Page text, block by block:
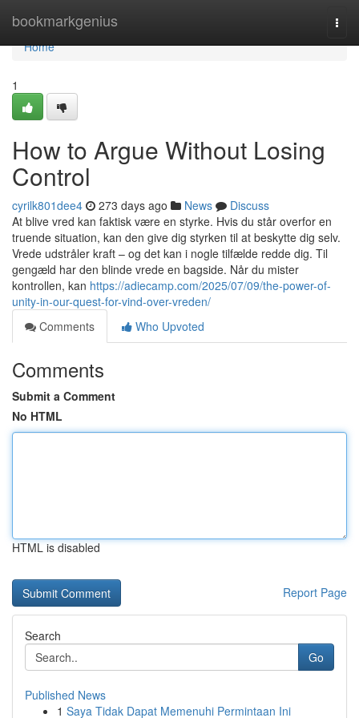
bookmarkgenius
Home
Home
1
How to Argue Without Losing
Control
cyrilk801dee4 273 days ago News
Discuss
At blive vred kan faktisk være en styrke. Hvis du står overfor en
truende situation, kan den give dig styrken til at beskytte dig selv.
Vrede udstråler kraft – og det kan i nogle tilfælde redde dig. Til
gengæld har den blinde vrede en bagside. Når du mister
kontrollen, kan https://adiecamp.com/2025/07/09/the-power-of-
unity-in-our-quest-for-vind-over-vreden/
Comments
Who Upvoted
Comments
Submit a Comment
No HTML
HTML is disabled
Report Page
Search
Go
Published News
1 Saya Tidak Dapat Memenuhi Permintaan Ini